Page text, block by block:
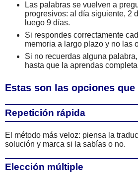
Las palabras se vuelven a
progresivos: al día siguiente, 2
luego 9 días.
Si respondes correctamente
memoria a largo plazo y no las
Si no recuerdas alguna
hasta que la aprendas
Estas son las opciones que
Repetición rápida
El método más veloz: piensa la
solución y marca si la sabías o no.
Elección múltiple